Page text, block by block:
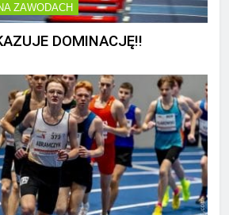
ZAWODACH
DOMINACJĘ!!